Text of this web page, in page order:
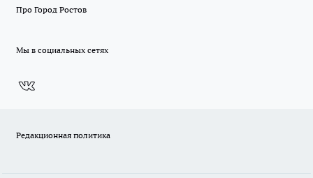
Про Город Ростов
Мы в социальных сетях
Редакционная политика